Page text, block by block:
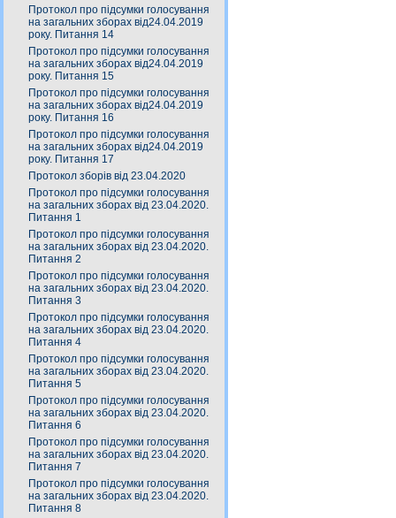
Протокол про підсумки голосування
на загальних зборах від24.04.2019
року. Питання 14
Протокол про підсумки голосування
на загальних зборах від24.04.2019
року. Питання 15
Протокол про підсумки голосування
на загальних зборах від24.04.2019
року. Питання 16
Протокол про підсумки голосування
на загальних зборах від24.04.2019
року. Питання 17
Протокол зборів від 23.04.2020
Протокол про підсумки голосування
на загальних зборах від 23.04.2020.
Питання 1
Протокол про підсумки голосування
на загальних зборах від 23.04.2020.
Питання 2
Протокол про підсумки голосування
на загальних зборах від 23.04.2020.
Питання 3
Протокол про підсумки голосування
на загальних зборах від 23.04.2020.
Питання 4
Протокол про підсумки голосування
на загальних зборах від 23.04.2020.
Питання 5
Протокол про підсумки голосування
на загальних зборах від 23.04.2020.
Питання 6
Протокол про підсумки голосування
на загальних зборах від 23.04.2020.
Питання 7
Протокол про підсумки голосування
на загальних зборах від 23.04.2020.
Питання 8